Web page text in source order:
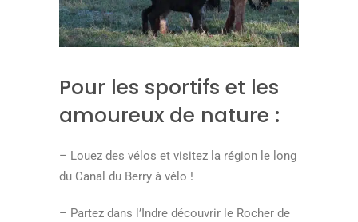
Pour les sportifs et les
amoureux de nature :
– Louez des vélos et visitez la région le long
du Canal du Berry à vélo !
– Partez dans l’Indre découvrir le Rocher de